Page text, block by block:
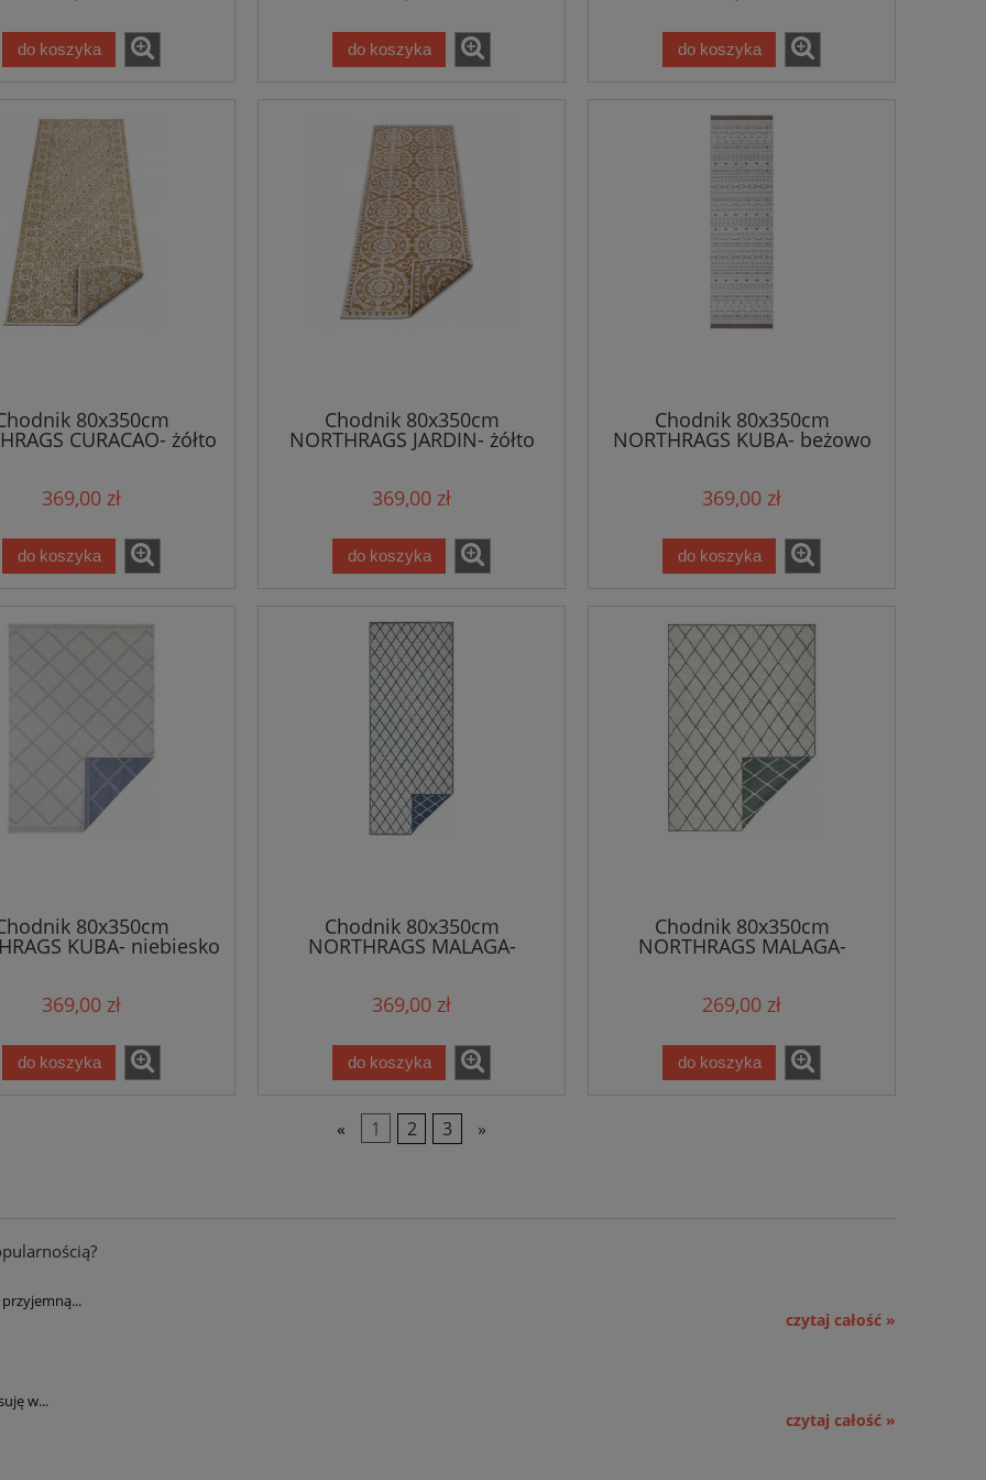
do koszyka do koszyka do koszyka
80x350cm
CURACAO- żółto
369,00 zł
do koszyka
Chodnik 80x350cm
NORTHRAGS JARDIN- żółto
kremowy, płasko tkany,
,dwustronny,zewnętrzno-
369,00 zł
do koszyka
Chodnik 80x350cm
NORTHRAGS KUBA- beżowo
,dwustronny,zewnętrzno-
369,00 zł
do koszyka
80x350cm
KUBA- niebiesko
369,00 zł
do koszyka
Chodnik 80x350cm
NORTHRAGS MALAGA-
,dwustronny,zewnętrzno-
369,00 zł
do koszyka
Chodnik 80x350cm
NORTHRAGS MALAGA-
,dwustronny,zewnętrzno-
269,00 zł
do koszyka
« 1 2 3 »
czytaj całość »
w...
czytaj całość »